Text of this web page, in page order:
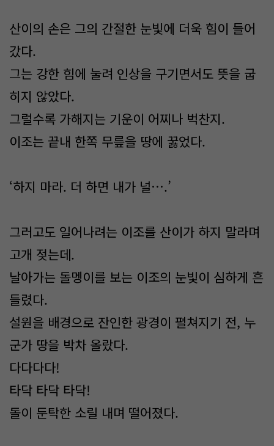
산이의 손은 그의 간절한 눈빛에 더욱 힘이 들어
갔다.
그는 강한 힘에 눌려 인상을 구기면서도 뜻을 굽
히지 않았다.
그럴수록 가해지는 기운이 어찌나 벅찬지.
이조는 끝내 한쪽 무릎을 땅에 꿇었다.
‘하지 마라. 더 하면 내가 널….’
그러고도 일어나려는 이조를 산이가 하지 말라며
고개 젖는데.
날아가는 돌멩이를 보는 이조의 눈빛이 심하게 흔
들렸다.
설원을 배경으로 잔인한 광경이 펼쳐지기 전, 누
군가 땅을 박차 올랐다.
다다다다!
타닥 타닥 타닥!
돌이 둔탁한 소릴 내며 떨어졌다.